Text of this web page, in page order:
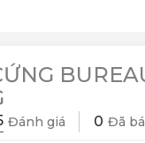
Đánh giá 0 Đã